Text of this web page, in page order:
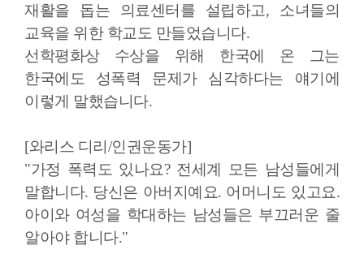
재활을 돕는 의료센터를 설립하고, 소녀들의
교육을 위한 학교도 만들었습니다.
선학평화상 수상을 위해 한국에 온 그는
한국에도 성폭력 문제가 심각하다는 얘기에
이렇게 말했습니다.
[와리스 디리/인권운동가]
"가정 폭력도 있나요? 전세계 모든 남성들에게
말합니다. 당신은 아버지예요. 어머니도 있고요.
아이와 여성을 학대하는 남성들은 부끄러운 줄
알아야 합니다."